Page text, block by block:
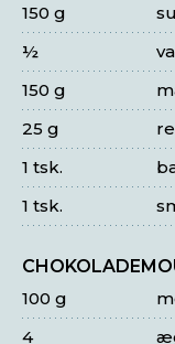
150 g
½
150 g
25 g
1 tsk.
1 tsk.
100 g
4